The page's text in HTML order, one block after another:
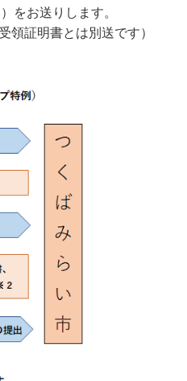
をお送りします。
証明書とは別送です）